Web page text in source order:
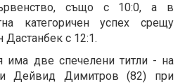
също с 10:0, а в
категоричен успех срещу
Дастанбек с 12:1.
има две спечелени титли - на
Дейвид Димитров (82) при